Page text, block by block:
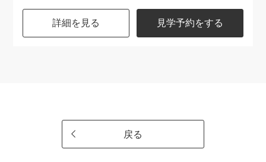
詳細を見る 見学予約をする
戻る